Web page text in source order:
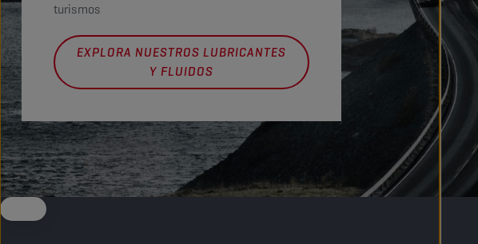
turismos
EXPLORA NUESTROS LUBRICANTES
Y FLUIDOS